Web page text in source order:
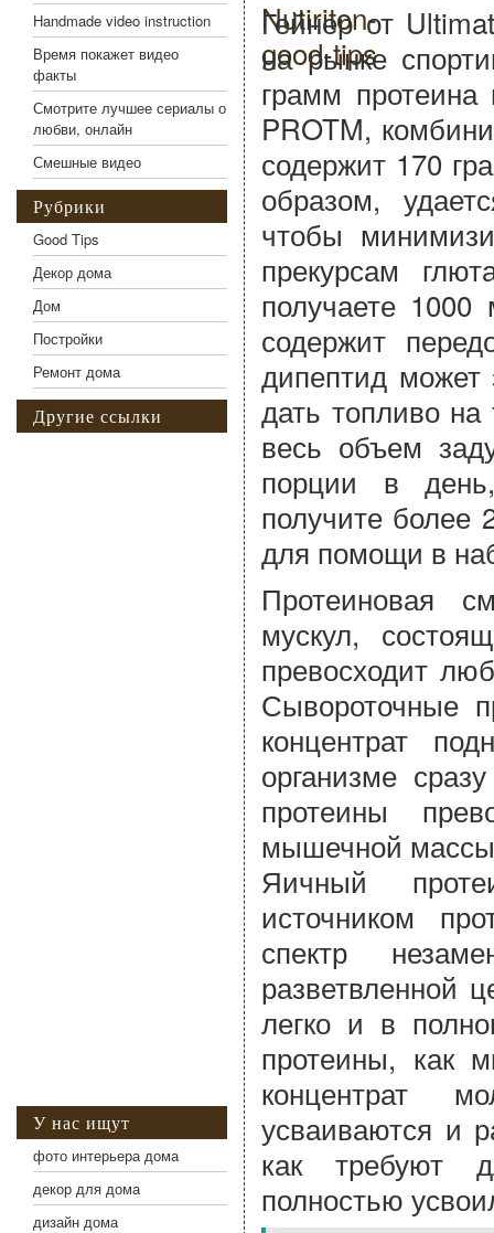
Гейнер от
на рынке
грамм
PROTM,
содержит 170
образом,
чтобы
прекурсам
получаете
содержит
дипептид
дать топливо
весь объем
порции в
получите более
для помощи в
Протеиновая
мускул,
превосходит
Сывороточные
концентрат
организме
протеины
мышечной
Яичный
источником
спектр
разветвленной
легко и в
протеины, как
концентрат
усваиваются и
как требуют
полностью
Handmade video instruction
Время покажет видео
факты
Смотрите лучшее сериалы о
любви, онлайн
Смешные видео
Рубрики
Good Tips
Декор дома
Дом
Постройки
Ремонт дома
Другие ссылки
У нас ищут
фото интерьера дома
декор для дома
дизайн дома